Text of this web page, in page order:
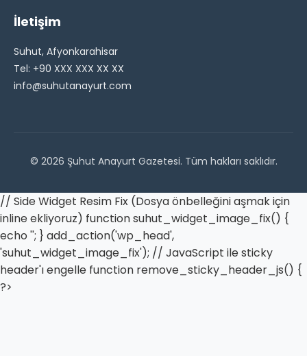
İletişim
Suhut, Afyonkarahisar
Tel: +90 XXX XXX XX XX
info@suhutanayurt.com
© 2026 Şuhut Anayurt Gazetesi. Tüm hakları saklıdır.
// Side Widget Resim Fix (Dosya önbelleğini aşmak için
inline ekliyoruz) function suhut_widget_image_fix() {
echo ''; } add_action('wp_head',
'suhut_widget_image_fix'); // JavaScript ile sticky
header'ı engelle function remove_sticky_header_js() {
?>